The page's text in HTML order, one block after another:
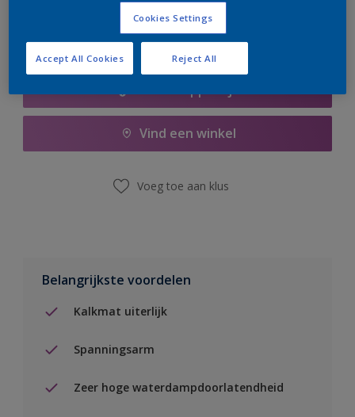
Vind een winkel
Voeg toe aan klus
Belangrijkste voordelen
Kalkmat uiterlijk
Spanningsarm
Zeer hoge waterdampdoorlatendheid
Cookies Settings
Reject All
Accept All Cookies